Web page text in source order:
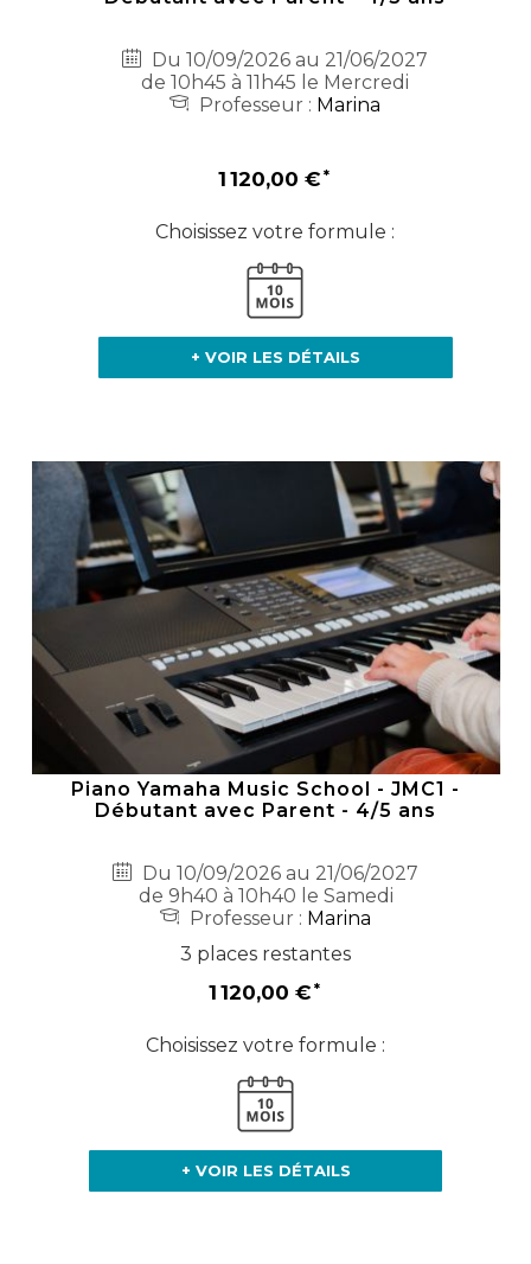
Du 10/09/2026 au 21/06/2027
de 10h45 à 11h45 le Mercredi
Professeur : Marina
1 120,00 €
Choisissez votre formule :
+ VOIR LES DÉTAILS
Piano Yamaha Music School - JMC1 -
Débutant avec Parent - 4/5 ans
Du 10/09/2026 au 21/06/2027
de 9h40 à 10h40 le Samedi
Professeur : Marina
3 places restantes
1 120,00 €
Choisissez votre formule :
+ VOIR LES DÉTAILS